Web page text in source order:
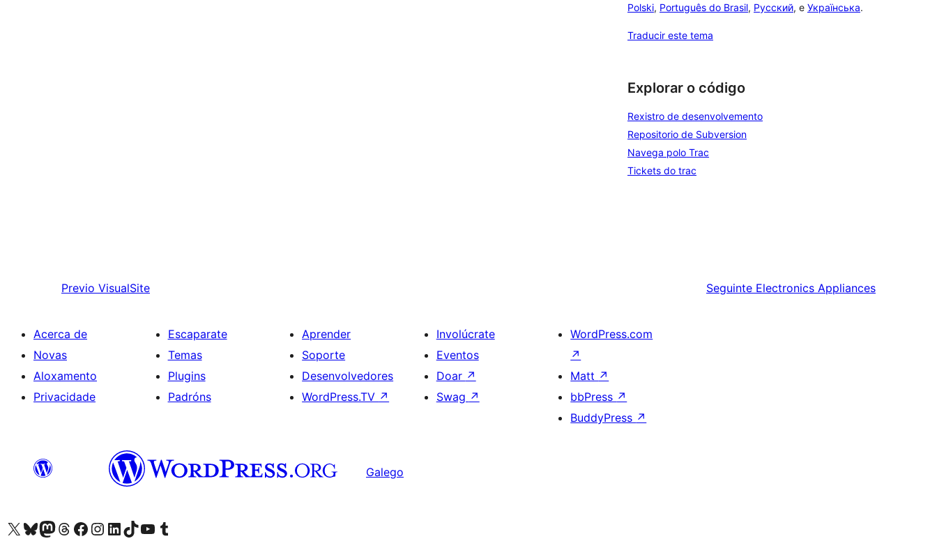
Polski, Português do Brasil, Русский, e Українська.
Traducir este tema
Explorar o código
Rexistro de desenvolvemento
Repositorio de Subversion
Navega polo Trac
Tickets do trac
Previo VisualSite Seguinte Electronics Appliances
Acerca de
Novas
Aloxamento
Privacidade
Escaparate
Temas
Plugins
Padróns
Aprender
Soporte
Desenvolvedores
WordPress.TV ↗
Involúcrate
Eventos
Doar ↗
Swag ↗
WordPress.com
↗
Matt ↗
bbPress ↗
BuddyPress ↗
Galego
Visita la cuenta de X (anteriormente Twitter)
Visita a nosa conta de Bluesky
Visita a nosa conta de Mastodon
Visita a nosa conta de Threads
Visita a nosa páxina de Facebook
Visita a nosa conta de Instagram
Visita a nosa conta de LinkedIn
Visita a nosa conta de TikTok
Visita a nosa canle de YouTube
Visita a nosa conta de Tumblr